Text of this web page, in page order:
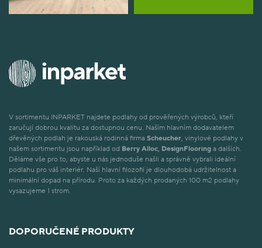
V sortimentu INPARKET najdete podlahy od prověřených výrobců, kteří
zaručují dobrou kvalitu za dostupnou cenu. Naším hlavním dodavatelem
dřevěných podlah je rakouská rodinná firma Scheucher, vinylové podlahy v
našem sortimentu jsou například od Berry Alloc, DesignFlooring a dalších.
Děláme vše pro to, abyste u nás jednoduše našli a správně vybrali ideální
podlahu pro váš interiér. Naší hlavní filozofií je dlouhodobá udržitelnost a
minimální dopad na přírodu. Proto za každých prodaných 100 m2 podlahy
vysazujeme 1 strom.
DOPORUČENÉ PRODUKTY